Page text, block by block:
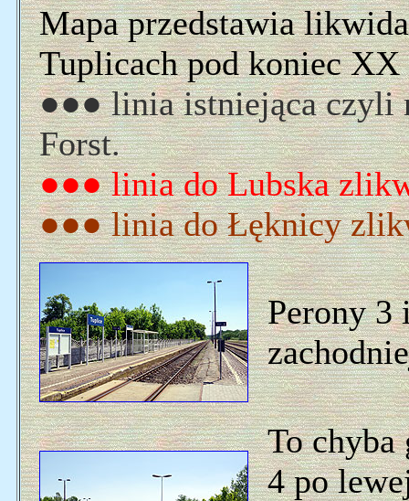
Mapa przedstawia
Tuplicach pod koniec
●●● linia istniejąca czyli
Forst.
●●● linia do Lubska
●●● linia do Łęknicy
Perony 3
To
4 po